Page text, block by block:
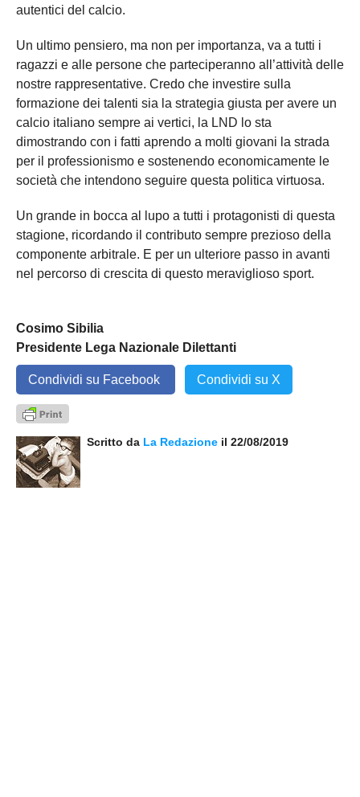
autentici del calcio.
Un ultimo pensiero, ma non per importanza, va a tutti i
ragazzi e alle persone che parteciperanno all’attività delle
nostre rappresentative. Credo che investire sulla
formazione dei talenti sia la strategia giusta per avere un
calcio italiano sempre ai vertici, la LND lo sta
dimostrando con i fatti aprendo a molti giovani la strada
per il professionismo e sostenendo economicamente le
società che intendono seguire questa politica virtuosa.
Un grande in bocca al lupo a tutti i protagonisti di questa
stagione, ricordando il contributo sempre prezioso della
componente arbitrale. E per un ulteriore passo in avanti
nel percorso di crescita di questo meraviglioso sport.
Cosimo Sibilia
Presidente Lega Nazionale Dilettanti
Condividi su Facebook Condividi su X
Scritto da La Redazione il 22/08/2019